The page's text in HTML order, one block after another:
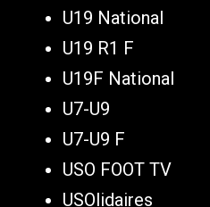
U19 National
U19 R1 F
U19F National
U7-U9
U7-U9 F
USO FOOT TV
USOlidaires